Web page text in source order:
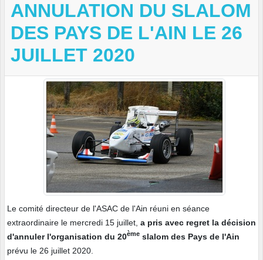
ANNULATION DU SLALOM
DES PAYS DE L'AIN LE 26
JUILLET 2020
Le comité directeur de l'ASAC de l'Ain réuni en séance
extraordinaire le mercredi 15 juillet, a pris avec regret la décision
d'annuler l'organisation du 20ème slalom des Pays de l'Ain
prévu le 26 juillet 2020.